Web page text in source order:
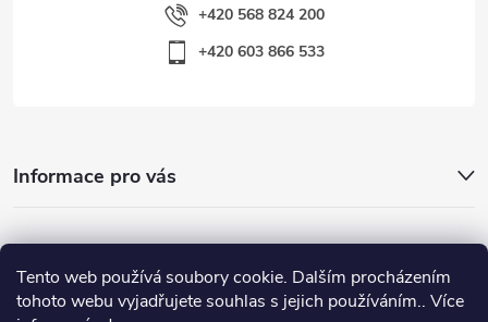
Tento web používá soubory cookie. Dalším procházením
tohoto webu vyjadřujete souhlas s jejich používáním.. Více
+420 568 824 200
+420 603 866 533
Informace pro vás
Nejhledanější